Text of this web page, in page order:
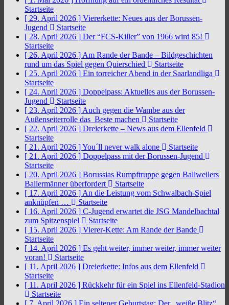
Startseite
[ 29. April 2026 ] Viererkette: Neues aus der Borussen-
Jugend
Startseite
[ 28. April 2026 ] Der “FCS-Killer” von 1966 wird 85!
Startseite
[ 26. April 2026 ] Am Rande der Bande – Bildgeschichten
rund um das Spiel gegen Quierschied
Startseite
[ 25. April 2026 ] Ein torreicher Abend in der Saarlandliga
Startseite
[ 24. April 2026 ] Doppelpass: Aktuelles aus der Borussen-
Jugend
Startseite
[ 23. April 2026 ] Auch gegen die Wambe aus der
Außenseiterrolle das Beste machen
Startseite
[ 22. April 2026 ] Dreierkette – News aus dem Ellenfeld
Startseite
[ 21. April 2026 ]You´ll never walk alone
Startseite
[ 21. April 2026 ] Doppelpass mit der Borussen-Jugend
Startseite
[ 20. April 2026 ] Borussias Rumpftruppe gegen Ballweilers
Ballermänner überfordert
Startseite
[ 17. April 2026 ] An die Leistung vom Schwalbach-Spiel
anknüpfen …
Startseite
[ 16. April 2026 ] C-Jugend erwartet die JSG Mandelbachtal
zum Spitzenspiel
Startseite
[ 15. April 2026 ] Vierer-Kette: Am Rande der Bande
Startseite
[ 14. April 2026 ] Es geht weiter, immer weiter, immer weiter
voran!
Startseite
[ 11. April 2026 ] Dreierkette: Infos aus dem Ellenfeld
Startseite
[ 11. April 2026 ] Rückkehr für ein Spiel ins Ellenfeld-Stadion
Startseite
[ 7. April 2026 ] Ein seltener Geburtstag: Der „weiße Blitz“